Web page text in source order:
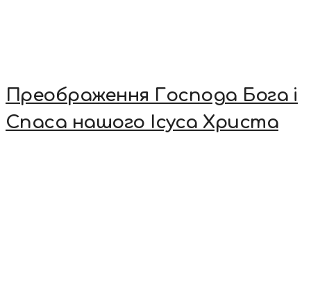
Преображення Господа Бога і
Спаса нашого Ісуса Христа